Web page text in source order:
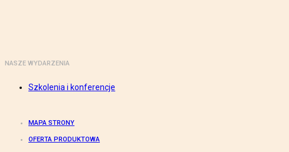
NASZE WYDARZENIA
Szkolenia i konferencje
MAPA STRONY
OFERTA PRODUKTOWA